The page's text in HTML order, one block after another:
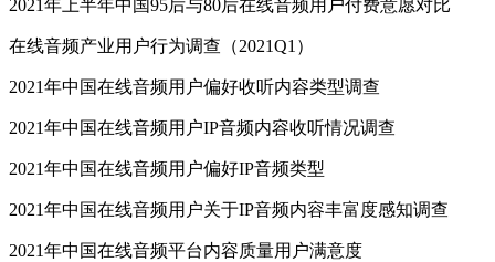
2021年上半年中国95后与80后在线音频用户付费意愿对比
在线音频产业用户行为调查（2021Q1）
2021年中国在线音频用户偏好收听内容类型调查
2021年中国在线音频用户IP音频内容收听情况调查
2021年中国在线音频用户偏好IP音频类型
2021年中国在线音频用户关于IP音频内容丰富度感知调查
2021年中国在线音频平台内容质量用户满意度